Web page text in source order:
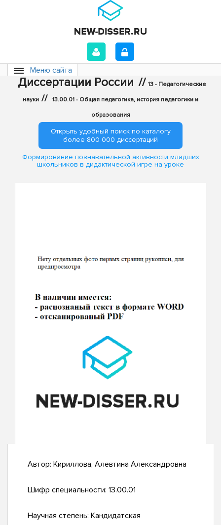
Меню сайта
Диссертации России // 13 - Педагогические
науки // 13.00.01 - Общая педагогика, история педагогики и
образования
Открыть удобный поиск по каталогу
более 800 000 диссертаций
Формирование познавательной активности младших
школьников в дидактической игре на уроке
Автор: Кириллова, Алевтина Александровна
Шифр специальности: 13.00.01
Научная степень: Кандидатская